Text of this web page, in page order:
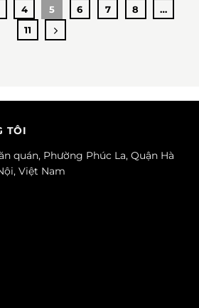
4 5 6 7 8
…
11
TÔI
quán, Phường Phúc La, Quận Hà
Việt Nam